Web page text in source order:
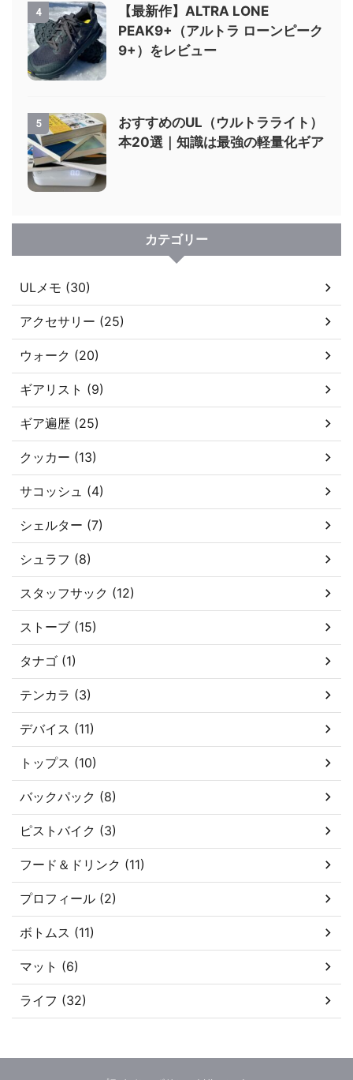
4
【最新作】ALTRA LONE
PEAK9+（アルトラ ローンピーク
9+）をレビュー
5
おすすめのUL（ウルトラライト）
本20選｜知識は最強の軽量化ギア
カテゴリー
ULメモ (30)
アクセサリー (25)
ウォーク (20)
ギアリスト (9)
ギア遍歴 (25)
クッカー (13)
サコッシュ (4)
シェルター (7)
シュラフ (8)
スタッフサック (12)
ストーブ (15)
タナゴ (1)
テンカラ (3)
デバイス (11)
トップス (10)
バックパック (8)
ピストバイク (3)
フード＆ドリンク (11)
プロフィール (2)
ボトムス (11)
マット (6)
ライフ (32)